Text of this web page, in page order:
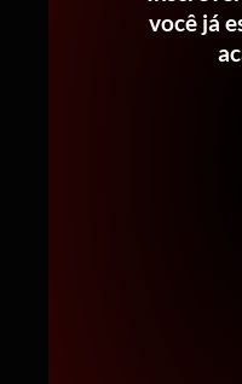
você já